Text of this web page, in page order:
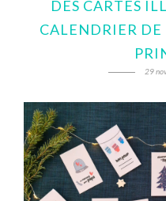
DES CARTES
CALENDRIER DE
29